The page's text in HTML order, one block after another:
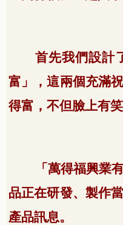
首先我們設計
富」，這兩個充滿
得富，不但臉上有
「萬得福興業
品正在研發、製作
產品訊息。